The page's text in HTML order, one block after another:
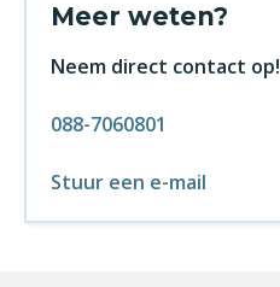
Meer weten?
Neem direct contact op!
088-7060801
Stuur een e-mail